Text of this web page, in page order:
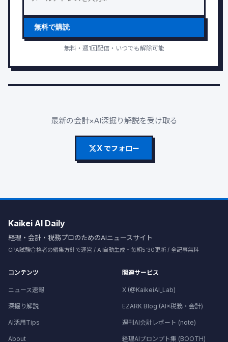
無料で購読
無料・週1回配信・いつでも解除可能
最新の会計×AI深掘り解説を受け取る
X でフォロー
Kaikei AI Daily
経理・会計・税務プロのためのAIニュースサイト
CPA試験合格者の編集方針で運営 / AI自動生成・毎朝5:30更新 / 全記事無料
コンテンツ
ニュース速報
深掘り解説
AI活用Tips
About
関連サービス
X (@KaikeiAI_Lab)
EZARK Blog (AI×税務・会計)
週刊AI会計レポート (note)
経理AIプロンプト集 (BOOTH)